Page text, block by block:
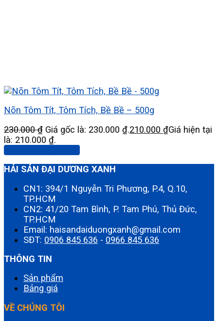
Nõn Tôm Tít, Tôm Tích, Bề Bề – 500g
230.000₫ Giá gốc là: 230.000 ₫.210.000 ₫Giá hiện tại
là: 210.000 ₫.
Thêm vào giỏ hàng
HẢI SẢN ĐẠI DƯƠNG XANH
CN1: 394/1 Nguyễn Tri Phương, P.4, Q.10,
TP.HCM
CN2: 41/20 Tam Bình, P. Tam Phú, Thủ Đức,
TP.HCM
Email: haisandaiduongxanh@gmail.com
SĐT: 0906 845 636 - 0966 845 636
THÔNG TIN
Sản phẩm
Bảng giá
VỀ CHÚNG TÔI